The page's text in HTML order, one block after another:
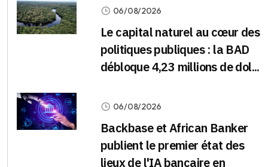
06/08/2026
Le capital naturel au cœur des
politiques publiques : la BAD
débloque 4,23 millions de dol...
06/08/2026
Backbase et African Banker
publient le premier état des
lieux de l'IA bancaire en